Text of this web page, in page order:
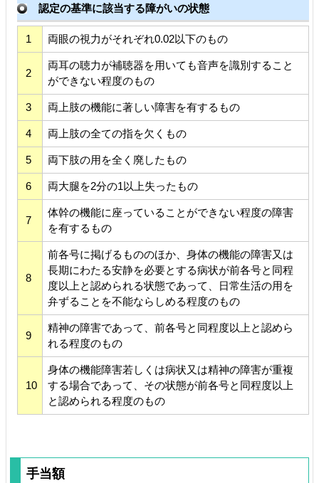
認定の基準に該当する障がいの状態
1 両眼の視力がそれぞれ0.02以下のもの
2
両耳の聴力が補聴器を用いても音声を識別すること
ができない程度のもの
3 両上肢の機能に著しい障害を有するもの
4 両上肢の全ての指を欠くもの
5 両下肢の用を全く廃したもの
6 両大腿を2分の1以上失ったもの
7
体幹の機能に座っていることができない程度の障害
を有するもの
8
前各号に掲げるもののほか、身体の機能の障害又は
長期にわたる安静を必要とする病状が前各号と同程
度以上と認められる状態であって、日常生活の用を
弁ずることを不能ならしめる程度のもの
9
精神の障害であって、前各号と同程度以上と認めら
れる程度のもの
10
身体の機能障害若しくは病状又は精神の障害が重複
する場合であって、その状態が前各号と同程度以上
と認められる程度のもの
手当額